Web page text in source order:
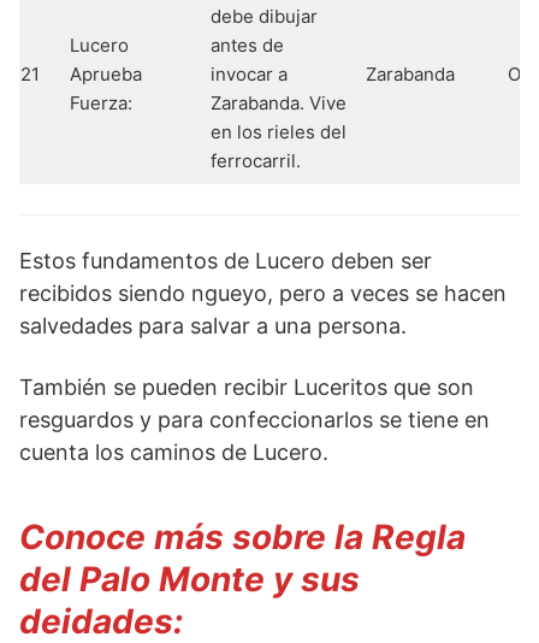
21
Lucero
Aprueba
Fuerza:
debe dibujar
antes de
invocar a
Zarabanda. Vive
en los rieles del
ferrocarril.
Zarabanda
Estos fundamentos de Lucero deben ser
recibidos siendo ngueyo, pero a veces se hacen
salvedades para salvar a una persona.
También se pueden recibir Luceritos que son
resguardos y para confeccionarlos se tiene en
cuenta los caminos de Lucero.
Conoce más sobre la Regla
del Palo Monte y sus
deidades: